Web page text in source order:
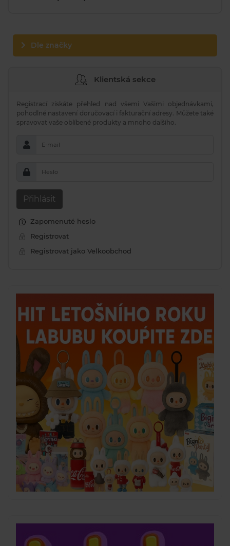
Dle značky
Klientská sekce
Registrací získáte přehled nad všemi Vašimi objednávkami,
pohodlné nastavení doručovací i fakturační adresy. Můžete také
spravovat vaše oblíbené produkty a mnoho dalšího.
E-mail
Heslo
Přihlásit
Zapomenuté heslo
Registrovat
Registrovat jako Velkoobchod